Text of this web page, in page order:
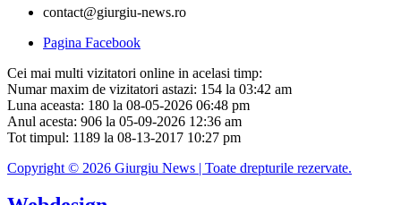
contact@giurgiu-news.ro
Pagina Facebook
Cei mai multi vizitatori online in acelasi timp:
Numar maxim de vizitatori astazi: 154 la 03:42 am
Luna aceasta: 180 la 08-05-2026 06:48 pm
Anul acesta: 906 la 05-09-2026 12:36 am
Tot timpul: 1189 la 08-13-2017 10:27 pm
Copyright © 2026 Giurgiu News | Toate drepturile rezervate.